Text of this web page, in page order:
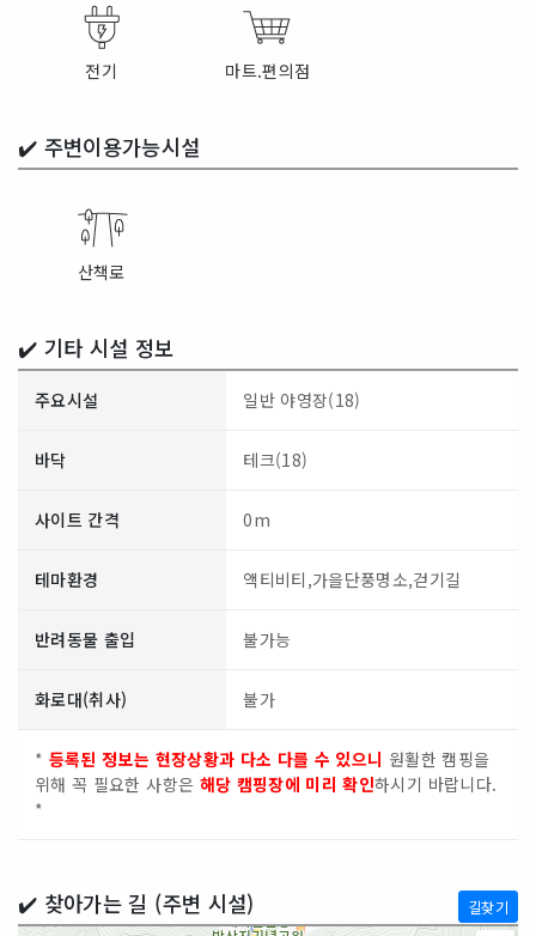
전기 마트.편의점
✔️ 주변이용가능시설
산책로
✔️ 기타 시설 정보
주요시설 일반 야영장(18)
바닥 테크(18)
사이트 간격 0m
테마환경 액티비티,가을단풍명소,걷기길
반려동물 출입 불가능
화로대(취사) 불가
* 등록된 정보는 현장상황과 다소 다를 수 있으니 원활한 캠핑을
위해 꼭 필요한 사항은 해당 캠핑장에 미리 확인하시기 바랍니다.
*
✔️ 찾아가는 길 (주변 시설) 길찾기